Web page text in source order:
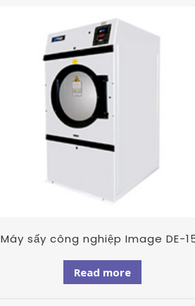
Máy sấy công nghiệp Image DE-
Read more